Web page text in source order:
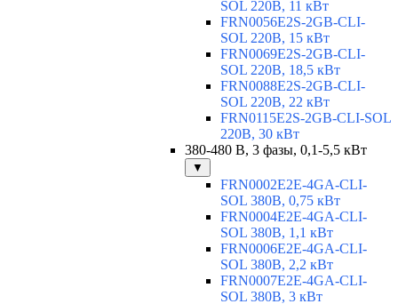
SOL 220В, 11 кВт
FRN0056E2S-2GB-CLI-
SOL 220В, 15 кВт
FRN0069E2S-2GB-CLI-
SOL 220В, 18,5 кВт
FRN0088E2S-2GB-CLI-
SOL 220В, 22 кВт
FRN0115E2S-2GB-CLI-SOL
220В, 30 кВт
380-480 В, 3 фазы, 0,1-5,5 кВт
▼
FRN0002E2E-4GA-CLI-
SOL 380В, 0,75 кВт
FRN0004E2E-4GA-CLI-
SOL 380В, 1,1 кВт
FRN0006E2E-4GA-CLI-
SOL 380В, 2,2 кВт
FRN0007E2E-4GA-CLI-
SOL 380В, 3 кВт